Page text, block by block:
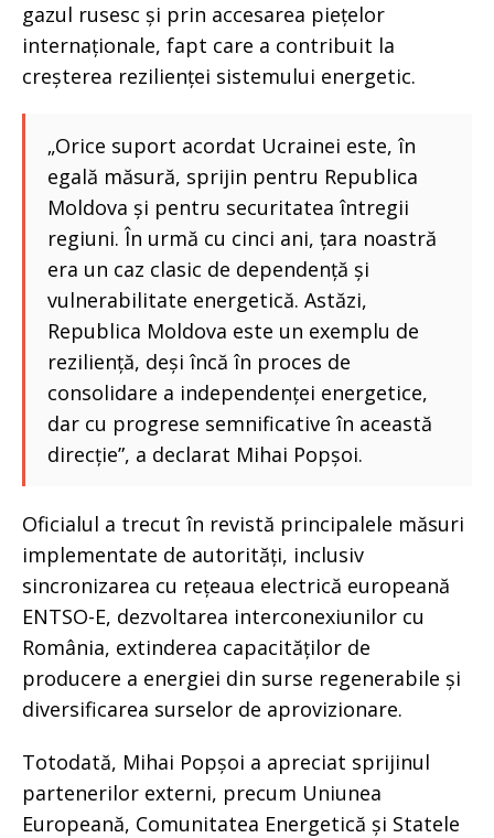
gazul rusesc și prin accesarea piețelor
internaționale, fapt care a contribuit la
creșterea rezilienței sistemului energetic.
„Orice suport acordat Ucrainei este, în
egală măsură, sprijin pentru Republica
Moldova și pentru securitatea întregii
regiuni. În urmă cu cinci ani, țara noastră
era un caz clasic de dependență și
vulnerabilitate energetică. Astăzi,
Republica Moldova este un exemplu de
reziliență, deși încă în proces de
consolidare a independenței energetice,
dar cu progrese semnificative în această
direcție”, a declarat Mihai Popșoi.
Oficialul a trecut în revistă principalele măsuri
implementate de autorități, inclusiv
sincronizarea cu rețeaua electrică europeană
ENTSO-E, dezvoltarea interconexiunilor cu
România, extinderea capacităților de
producere a energiei din surse regenerabile și
diversificarea surselor de aprovizionare.
Totodată, Mihai Popșoi a apreciat sprijinul
partenerilor externi, precum Uniunea
Europeană, Comunitatea Energetică și Statele